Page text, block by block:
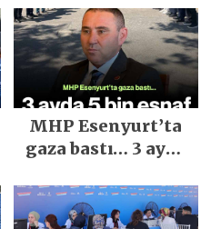
İlgi Gördü!..
MHP Esenyurt’ta
gaza bastı… 3 ayda
edildi